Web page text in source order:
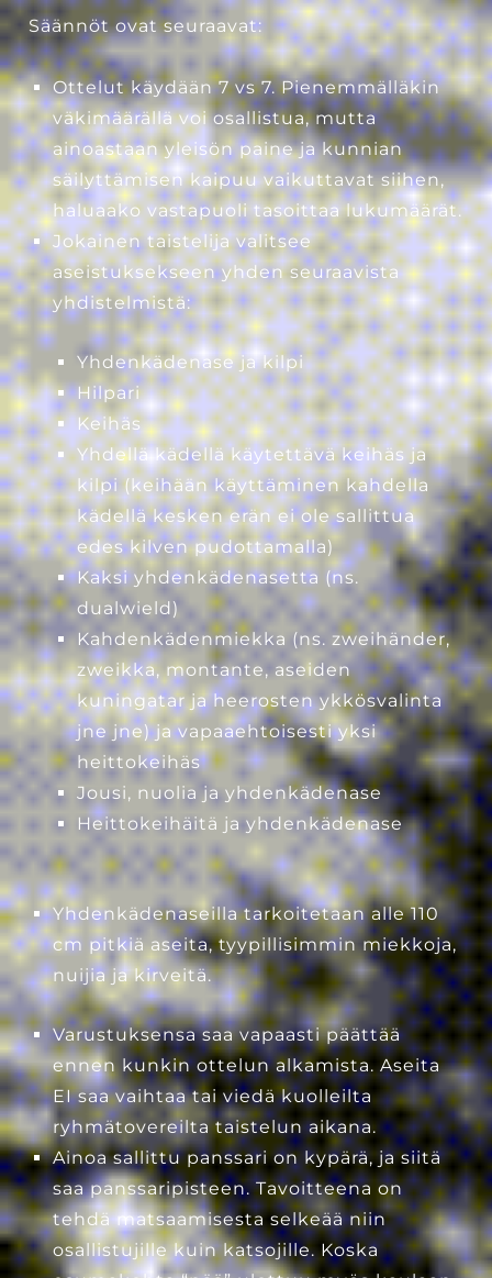
Säännöt ovat seuraavat:
Ottelut käydään 7 vs 7. Pienemmälläkin
väkimäärällä voi osallistua, mutta
ainoastaan yleisön paine ja kunnian
säilyttämisen kaipuu vaikuttavat siihen,
haluaako vastapuoli tasoittaa lukumäärät.
Jokainen taistelija valitsee
aseistuksekseen yhden seuraavista
yhdistelmistä:
Yhdenkädenase ja kilpi
Hilpari
Keihäs
Yhdellä kädellä käytettävä keihäs ja
kilpi (keihään käyttäminen kahdella
kädellä kesken erän ei ole sallittua
edes kilven pudottamalla)
Kaksi yhdenkädenasetta (ns.
dualwield)
Kahdenkädenmiekka (ns. zweihänder,
zweikka, montante, aseiden
kuningatar ja heerosten ykkösvalinta
jne jne) ja vapaaehtoisesti yksi
heittokeihäs
Jousi, nuolia ja yhdenkädenase
Heittokeihäitä ja yhdenkädenase
Yhdenkädenaseilla tarkoitetaan alle 110
cm pitkiä aseita, tyypillisimmin miekkoja,
nuijia ja kirveitä.
Varustuksensa saa vapaasti päättää
ennen kunkin ottelun alkamista. Aseita
EI saa vaihtaa tai viedä kuolleilta
ryhmätovereilta taistelun aikana.
Ainoa sallittu panssari on kypärä, ja siitä
saa panssaripisteen. Tavoitteena on
tehdä matsaamisesta selkeää niin
osallistujille kuin katsojille. Koska